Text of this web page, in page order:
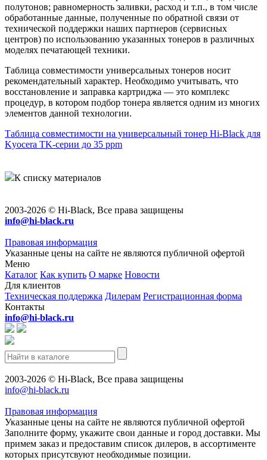
полутонов; равномерность заливки, расход и т.п., в том числе
обработанные данные, полученные по обратной связи от
технической поддержки наших партнеров (сервисных
центров) по использованию указанных тонеров в различных
моделях печатающей техники.
Таблица совместимости универсальных тонеров носит
рекомендательный характер. Необходимо учитывать, что
восстановление и заправка картриджа — это комплекс
процедур, в котором подбор тонера является одним из многих
элементов данной технологии.
Таблица совместимости на универсальный тонер Hi-Black для
Kyocera TK-серии до 35 ppm
К списку материалов
2003-2026 © Hi-Black, Все права защищены
info@hi-black.ru
Правовая информация
Указанные цены на сайте не являются публичной офертой
Меню
Каталог Как купить О марке Новости
Для клиентов
Техническая поддержка Дилерам Регистрационная форма
Контакты
info@hi-black.ru
2003-2026 © Hi-Black, Все права защищены
info@hi-black.ru
Правовая информация
Указанные цены на сайте не являются публичной офертой
Заполните форму, укажите свои данные и город доставки. Мы
примем заказ и предоставим список дилеров, в ассортименте
которых присутсвуют необходимые позиции.